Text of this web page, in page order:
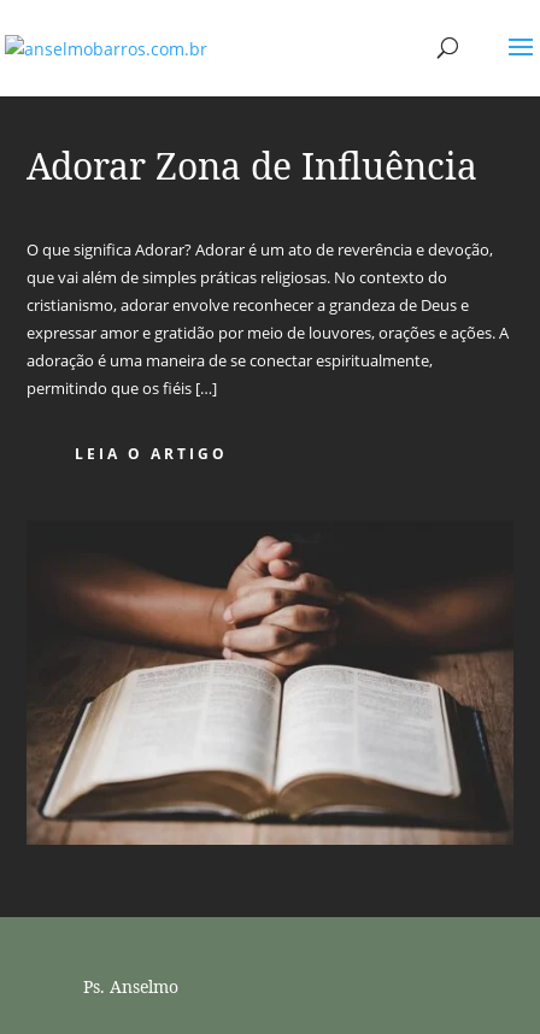
Adorar Zona de Influência
O que significa Adorar? Adorar é um ato de reverência e devoção,
que vai além de simples práticas religiosas. No contexto do
cristianismo, adorar envolve reconhecer a grandeza de Deus e
expressar amor e gratidão por meio de louvores, orações e ações. A
adoração é uma maneira de se conectar espiritualmente,
permitindo que os fiéis […]
LEIA O ARTIGO
Ps. Anselmo